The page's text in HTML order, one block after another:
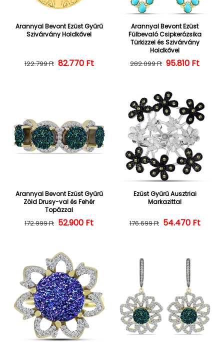
Arannyal Bevont Ezüst Gyűrű
Szivárvány Holdkővel
Normál ár
122.799 Ft Kedvezményes ár
82.770 Ft
Arannyal Bevont Ezüst
Fülbevaló Csipkerózsika
Türkizzel és Szivárvány
Holdkővel
Normál ár
282.099 Ft 95.810 Ft
Arannyal Bevont Ezüst Gyűrű
Zöld Drusy-val és Fehér
Topázzal
Normál ár
172.999 Ft Kedvezményes ár
52.900 Ft
Ezüst Gyűrű Ausztriai
Markazittal
Normál ár
176.699 Ft 54.470 Ft